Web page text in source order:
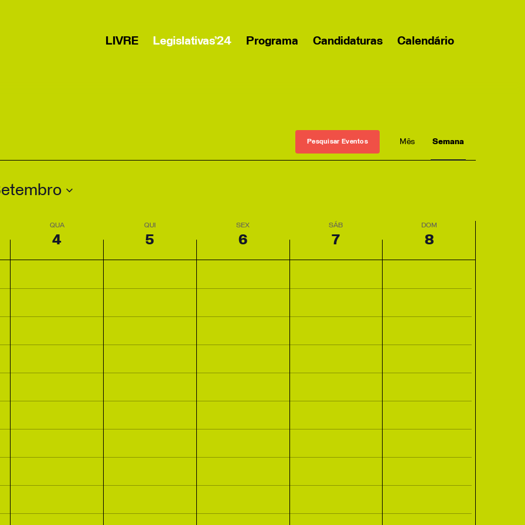
LIVRE Legislativas’24 Programa Candidaturas Calendário
Pesquisar Eventos
Views
Month Week
QUA
4
QUI
5
SEX
6
SÁB
7
DOM
8